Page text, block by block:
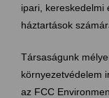
ipari, kereskedelmi
háztartások
Társaságunk
környezetvédelem
az FCC